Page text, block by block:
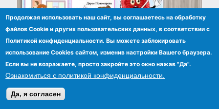
Буклет "Кишечные инфекции"
Продолжая использовать наш сайт, вы соглашаетесь на обработку
файлов Сookie и других пользовательских данных, в соответствии с
Политикой конфиденциальности. Вы можете заблокировать
использование Cookies сайтом, изменив настройки Вашего браузера.
Если вы не возражаете, просто закройте это окно нажав "Да".
Ознакомиться с политикой конфиденциальности.
Да, я согласен